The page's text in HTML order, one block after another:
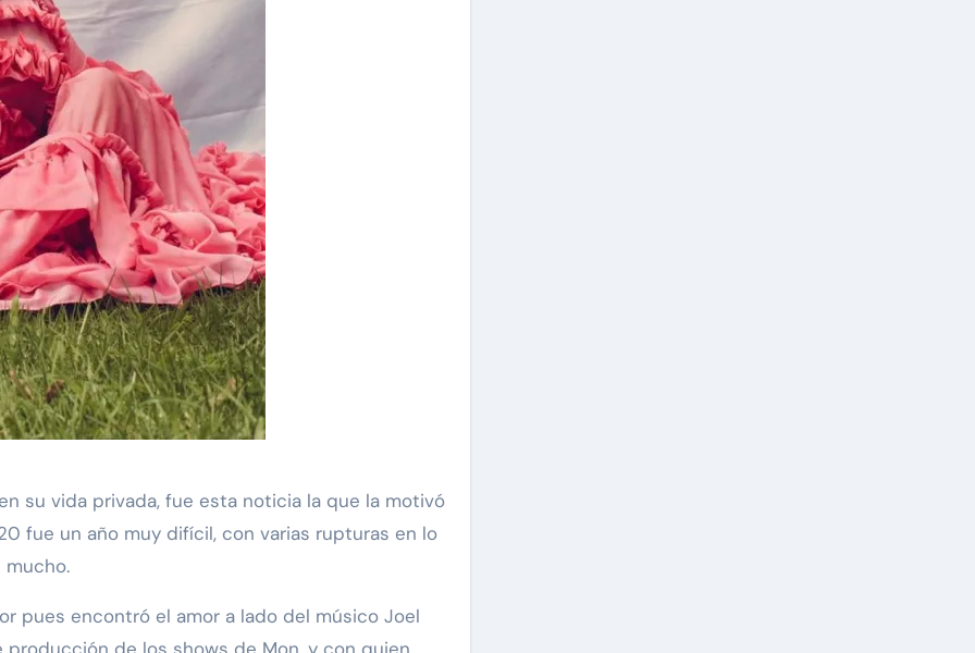
su vida privada, fue esta noticia la que la motivó
fue un año muy difícil, con varias rupturas en lo
mucho.
pues encontró el amor a lado del músico Joel